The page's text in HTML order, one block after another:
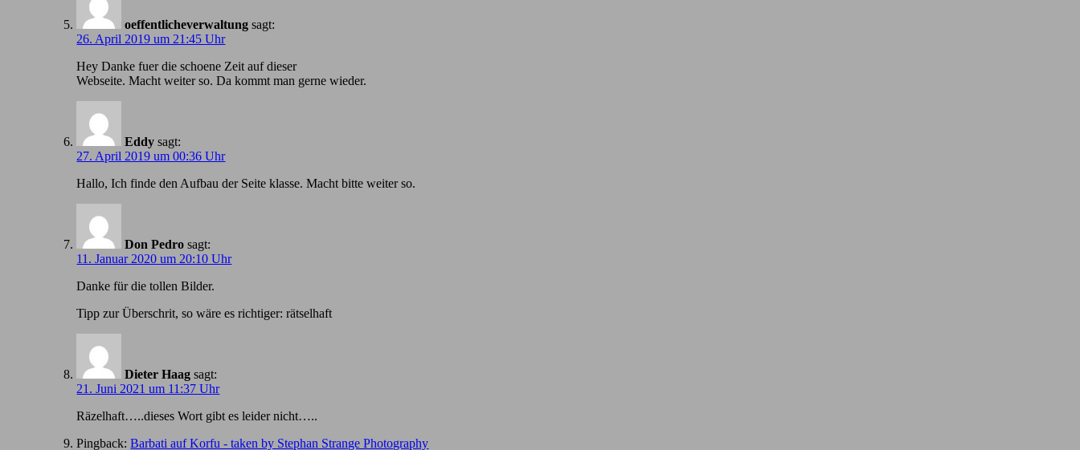
oeffentlicheverwaltung sagt:
26. April 2019 um 21:45 Uhr
Hey Danke fuer die schoene Zeit auf dieser
Webseite. Macht weiter so. Da kommt man gerne wieder.
Eddy sagt:
27. April 2019 um 00:36 Uhr
Hallo, Ich finde den Aufbau der Seite klasse. Macht bitte weiter so.
Don Pedro sagt:
11. Januar 2020 um 20:10 Uhr
Danke für die tollen Bilder.
Tipp zur Überschrit, so wäre es richtiger: rätselhaft
Dieter Haag sagt:
21. Juni 2021 um 11:37 Uhr
Räzelhaft…..dieses Wort gibt es leider nicht…..
Pingback:Barbati auf Korfu - taken by Stephan Strange Photography